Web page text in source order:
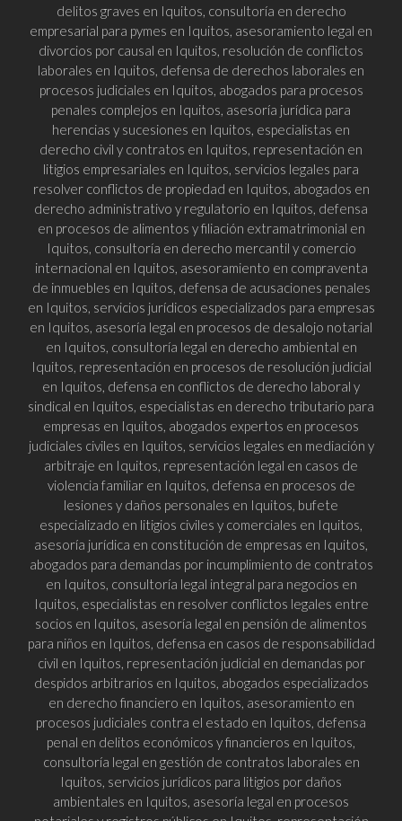
delitos graves en Iquitos, consultoría en derecho
empresarial para pymes en Iquitos, asesoramiento legal en
divorcios por causal en Iquitos, resolución de conflictos
laborales en Iquitos, defensa de derechos laborales en
procesos judiciales en Iquitos, abogados para procesos
penales complejos en Iquitos, asesoría jurídica para
herencias y sucesiones en Iquitos, especialistas en
derecho civil y contratos en Iquitos, representación en
litigios empresariales en Iquitos, servicios legales para
resolver conflictos de propiedad en Iquitos, abogados en
derecho administrativo y regulatorio en Iquitos, defensa
en procesos de alimentos y filiación extramatrimonial en
Iquitos, consultoría en derecho mercantil y comercio
internacional en Iquitos, asesoramiento en compraventa
de inmuebles en Iquitos, defensa de acusaciones penales
en Iquitos, servicios jurídicos especializados para empresas
en Iquitos, asesoría legal en procesos de desalojo notarial
en Iquitos, consultoría legal en derecho ambiental en
Iquitos, representación en procesos de resolución judicial
en Iquitos, defensa en conflictos de derecho laboral y
sindical en Iquitos, especialistas en derecho tributario para
empresas en Iquitos, abogados expertos en procesos
judiciales civiles en Iquitos, servicios legales en mediación y
arbitraje en Iquitos, representación legal en casos de
violencia familiar en Iquitos, defensa en procesos de
lesiones y daños personales en Iquitos, bufete
especializado en litigios civiles y comerciales en Iquitos,
asesoría jurídica en constitución de empresas en Iquitos,
abogados para demandas por incumplimiento de contratos
en Iquitos, consultoría legal integral para negocios en
Iquitos, especialistas en resolver conflictos legales entre
socios en Iquitos, asesoría legal en pensión de alimentos
para niños en Iquitos, defensa en casos de responsabilidad
civil en Iquitos, representación judicial en demandas por
despidos arbitrarios en Iquitos, abogados especializados
en derecho financiero en Iquitos, asesoramiento en
procesos judiciales contra el estado en Iquitos, defensa
penal en delitos económicos y financieros en Iquitos,
consultoría legal en gestión de contratos laborales en
Iquitos, servicios jurídicos para litigios por daños
ambientales en Iquitos, asesoría legal en procesos